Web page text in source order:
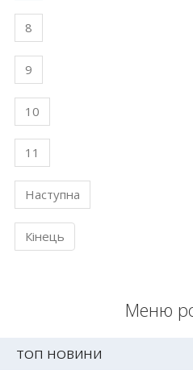
Меню
ТОП НОВИНИ
8
9
10
11
Наступна
Кінець